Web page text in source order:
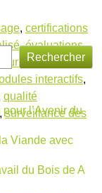
, certifications
,évaluations
en ligne,
interactifs,
qualité
surveillance des
Rechercher
l’Avenir du
Viande avec
du Bois de A